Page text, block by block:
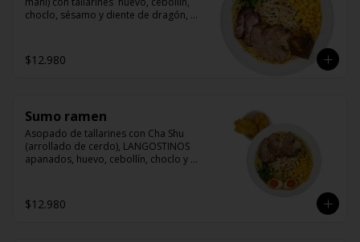
choclo, sésamo y diente de dragón,
$12.980
Sumo ramen
Asopado de tallarines con Cha Shu
(arrollado de cerdo), LANGOSTINOS
apanados, huevo, cebollín, choclo y
maní y sésamo.
$12.980